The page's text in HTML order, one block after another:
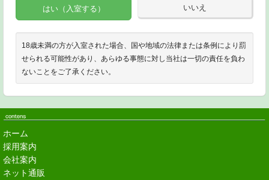
はい（入室する） いいえ
18歳未満の方が入室された場合、国や地域の法律または条例により罰
せられる可能性があり、あらゆる事態に対し当社は一切の責任を負わ
ないことをご了承ください。
ホーム
採用案内
会社案内
ネット通販